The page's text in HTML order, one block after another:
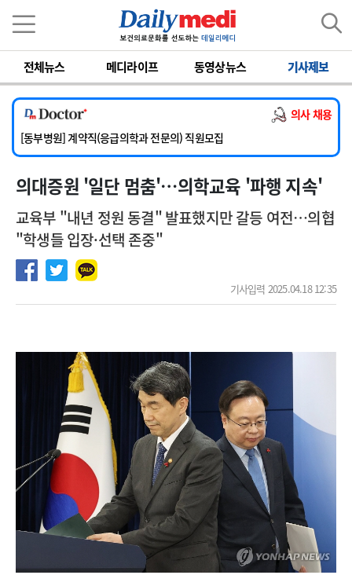
전체뉴스 메디라이프 동영상뉴스 기사제보
의사 채용
[서울아산병원] 2026년 하반기 인턴 모집
[영남대학교의료원] 마취통증의학과 임기제 임상의사 채용
[충남대학교병원] 소아청소년과(소아응급전담) 계약직 의사 공개채용
[동부병원] 계약직(응급의학과 전문의) 직원모집
[이대목동병원] 하반기 전공의(레지던트1년차) 모집
[서울아산병원] 2026년 하반기 인턴 모집
의대증원 '일단 멈춤'…의학교육 '파행 지속'
교육부 "내년 정원 동결" 발표했지만 갈등 여전…의협
"학생들 입장·선택 존중"
기사입력 2025.04.18 12:35